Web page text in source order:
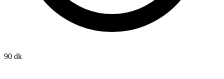
90 dk